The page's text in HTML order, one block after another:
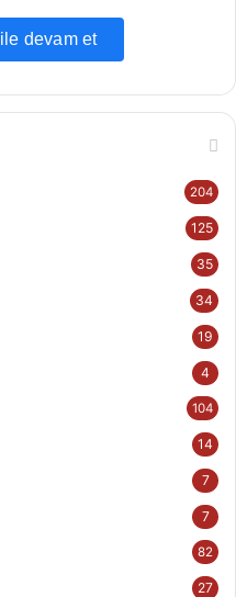
ile devam et
204
125
35
34
19
4
104
14
7
7
82
27